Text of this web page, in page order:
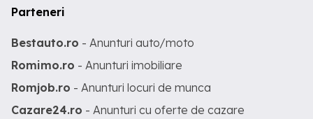
Parteneri
Bestauto.ro - Anunturi auto/moto
Romimo.ro - Anunturi imobiliare
Romjob.ro - Anunturi locuri de munca
Cazare24.ro - Anunturi cu oferte de cazare